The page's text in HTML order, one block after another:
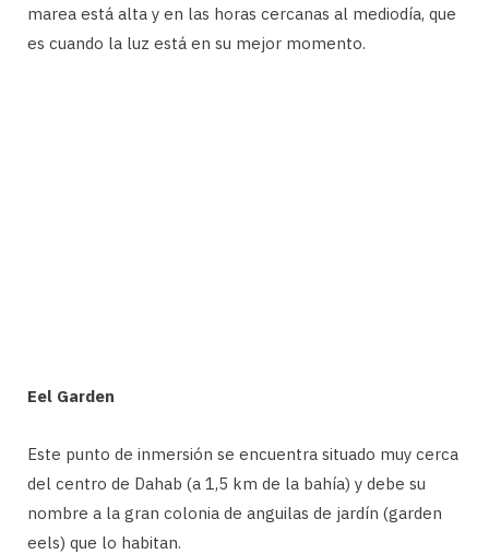
marea está alta y en las horas cercanas al mediodía, que
es cuando la luz está en su mejor momento.
Eel Garden
Este punto de inmersión se encuentra situado muy cerca
del centro de Dahab (a 1,5 km de la bahía) y debe su
nombre a la gran colonia de anguilas de jardín (garden
eels) que lo habitan.